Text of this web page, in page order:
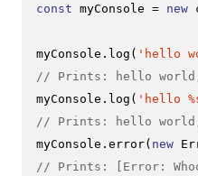
const myConsole = new
myConsole. log ( 'hello
// Prints: hello
myConsole. log ( 'hello
// Prints: hello
myConsole. error( new
// Prints: [Error: